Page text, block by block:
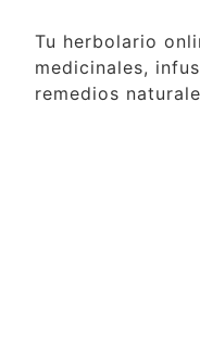
Tu herbolario
medicinales,
remedios